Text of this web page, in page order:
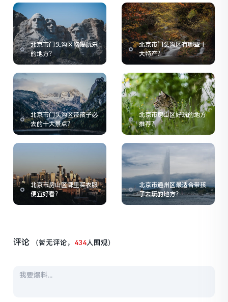
北京市门头沟区吃喝玩乐
的地方？
北京市门头沟区有哪些十
大特产？
北京市门头沟区带孩子必
去的十大景点？
北京市房山区好玩的地方
推荐？
北京市房山区哪里买衣服
便宜好看？
北京市通州区最适合带孩
子去玩的地方？
评论 （暂无评论， 434人围观）